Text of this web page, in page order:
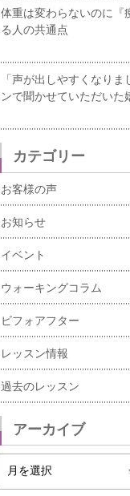
体重は変わらないのに『
る人の共通点
「声が出しやすくなり
ンで聞かせていただいた
カテゴリー
お客様の声
お知らせ
イベント
ウォーキングコラム
ビフォアフター
レッスン情報
過去のレッスン
アーカイブ